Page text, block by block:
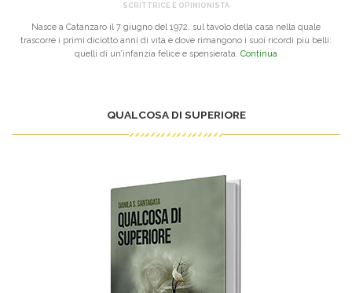
SCRITTRICE E OPINIONISTA
Nasce a Catanzaro il 7 giugno del 1972, sul tavolo della casa nella quale
trascorre i primi diciotto anni di vita e dove rimangono i suoi ricordi più belli:
quelli di un’infanzia felice e spensierata. Continua
QUALCOSA DI SUPERIORE